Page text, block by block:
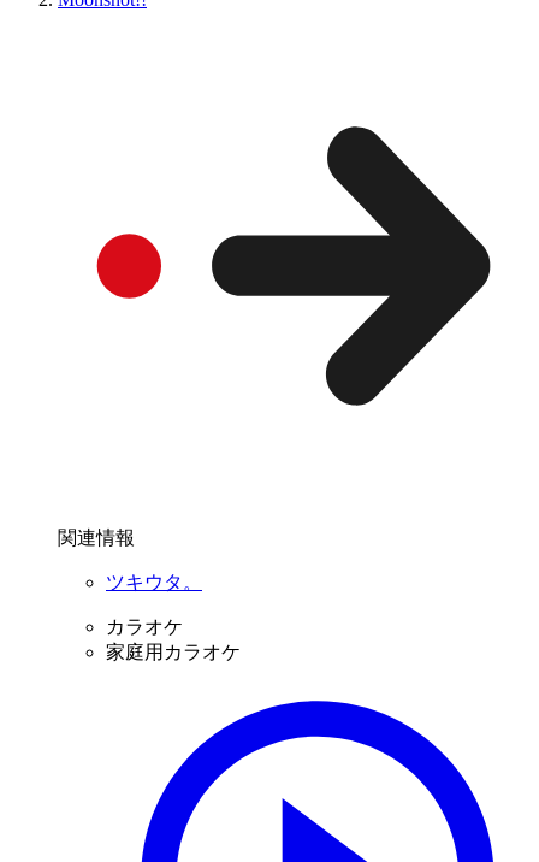
関連情報
ツキウタ。
カラオケ
家庭用カラオケ